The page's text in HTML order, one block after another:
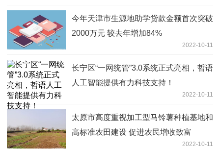
今年天津市生源地助学贷款金额首次突破
2000万元 较去年增加84%
2022-10-11
长宁区“一网统管”3.0系统正式亮相，哲语
人工智能提供有力科技支持！
2022-10-11
太原市高度重视加工型马铃薯种植基地和
高标准农田建设 促进农民增收致富
2022-10-11